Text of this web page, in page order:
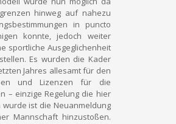
hinweg auf nahezu
in puncto
konnte, jedoch weiter
sportliche Ausgeglichenheit
Es wurden die Kader
Jahres allesamt für den
und Lizenzen für die
– einzige Regelung die hier
ist die Neuanmeldung
Mannschaft hinzustoßen.